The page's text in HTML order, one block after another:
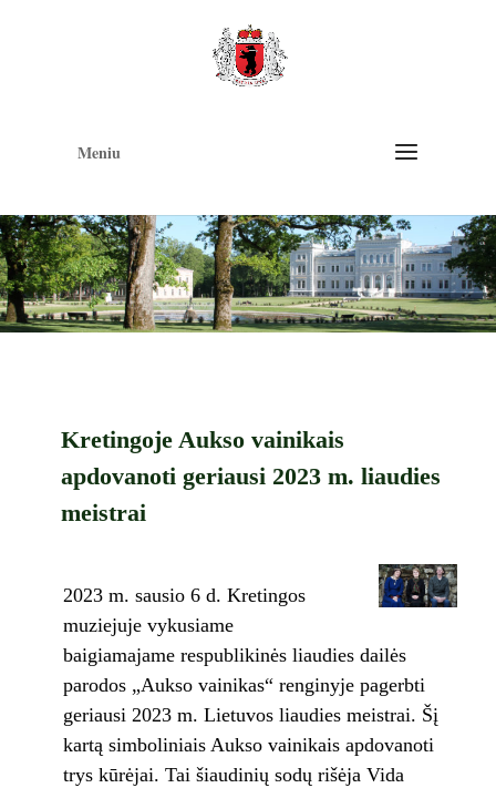
Meniu
Kretingoje Aukso vainikais
apdovanoti geriausi 2023 m. liaudies
meistrai
2023 m. sausio 6 d. Kretingos
muziejuje vykusiame
baigiamajame respublikinės liaudies dailės
parodos „Aukso vainikas“ renginyje pagerbti
geriausi 2023 m. Lietuvos liaudies meistrai. Šį
kartą simboliniais Aukso vainikais apdovanoti
trys kūrėjai. Tai šiaudinių sodų rišėja Vida